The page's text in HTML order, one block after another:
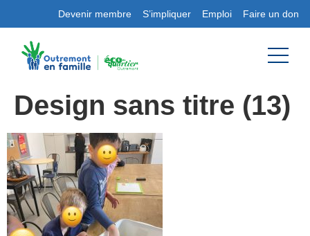
Devenir membre S’impliquer Emploi Faire un don
Design sans titre (13)